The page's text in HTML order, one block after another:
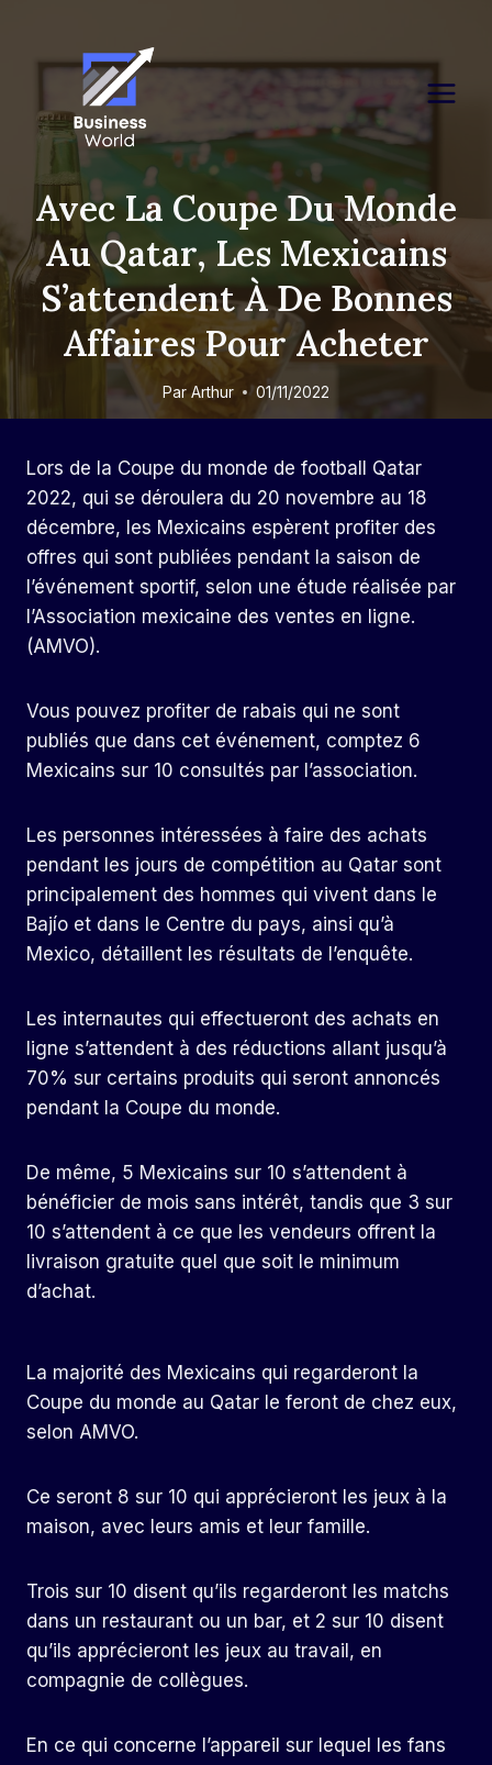
content
Avec La Coupe Du Monde
Au Qatar, Les Mexicains
S’attendent À De Bonnes
Affaires Pour Acheter
Par Arthur 01/11/2022
Lors de la Coupe du monde de football Qatar
2022, qui se déroulera du 20 novembre au 18
décembre, les Mexicains espèrent profiter des
offres qui sont publiées pendant la saison de
l’événement sportif, selon une étude réalisée par
l’Association mexicaine des ventes en ligne.
(AMVO).
Vous pouvez profiter de rabais qui ne sont
publiés que dans cet événement, comptez 6
Mexicains sur 10 consultés par l’association.
Les personnes intéressées à faire des achats
pendant les jours de compétition au Qatar sont
principalement des hommes qui vivent dans le
Bajío et dans le Centre du pays, ainsi qu’à
Mexico, détaillent les résultats de l’enquête.
Les internautes qui effectueront des achats en
ligne s’attendent à des réductions allant jusqu’à
70% sur certains produits qui seront annoncés
pendant la Coupe du monde.
De même, 5 Mexicains sur 10 s’attendent à
bénéficier de mois sans intérêt, tandis que 3 sur
10 s’attendent à ce que les vendeurs offrent la
livraison gratuite quel que soit le minimum
d’achat.
La majorité des Mexicains qui regarderont la
Coupe du monde au Qatar le feront de chez eux,
selon AMVO.
Ce seront 8 sur 10 qui apprécieront les jeux à la
maison, avec leurs amis et leur famille.
Trois sur 10 disent qu’ils regarderont les matchs
dans un restaurant ou un bar, et 2 sur 10 disent
qu’ils apprécieront les jeux au travail, en
compagnie de collègues.
En ce qui concerne l’appareil sur lequel les fans